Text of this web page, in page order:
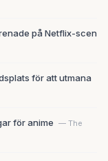
på Netflix-scen
för att utmana
för anime — The